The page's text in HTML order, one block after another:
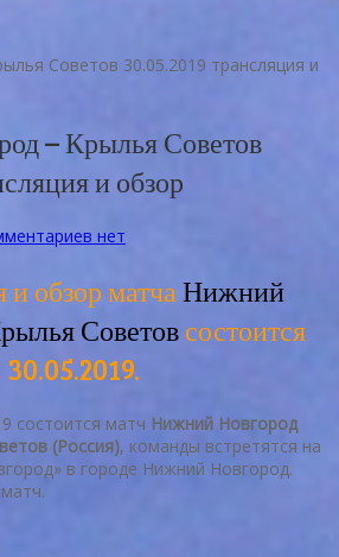
Советов 30.05.2019 трансляция и
– Крылья Советов
и обзор
нет
обзор матчаНижний
Советовсостоится
30.05.2019.
состоится матч Нижний Новгород
(Россия), команды встретятся на
в городе Нижний Новгород.